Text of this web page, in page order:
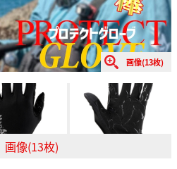
画像(13枚)
画像(13枚)